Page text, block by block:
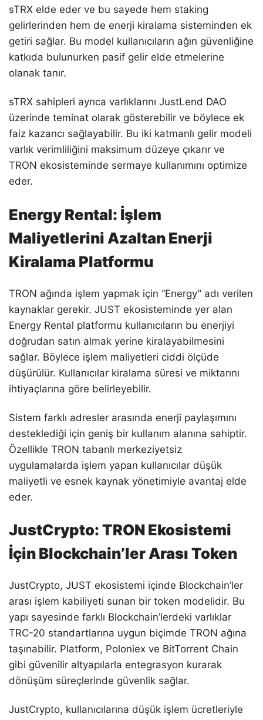
sTRX elde eder ve bu sayede hem staking
gelirlerinden hem de enerji kiralama sisteminden ek
getiri sağlar. Bu model kullanıcıların ağın güvenliğine
katkıda bulunurken pasif gelir elde etmelerine
olanak tanır.
sTRX sahipleri ayrıca varlıklarını JustLend DAO
üzerinde teminat olarak gösterebilir ve böylece ek
faiz kazancı sağlayabilir. Bu iki katmanlı gelir modeli
varlık verimliliğini maksimum düzeye çıkarır ve
TRON ekosisteminde sermaye kullanımını optimize
eder.
Energy Rental: İşlem
Maliyetlerini Azaltan Enerji
Kiralama Platformu
TRON ağında işlem yapmak için “Energy” adı verilen
kaynaklar gerekir. JUST ekosisteminde yer alan
Energy Rental platformu kullanıcıların bu enerjiyi
doğrudan satın almak yerine kiralayabilmesini
sağlar. Böylece işlem maliyetleri ciddi ölçüde
düşürülür. Kullanıcılar kiralama süresi ve miktarını
ihtiyaçlarına göre belirleyebilir.
Sistem farklı adresler arasında enerji paylaşımını
desteklediği için geniş bir kullanım alanına sahiptir.
Özellikle TRON tabanlı merkeziyetsiz
uygulamalarda işlem yapan kullanıcılar düşük
maliyetli ve esnek kaynak yönetimiyle avantaj elde
eder.
JustCrypto: TRON Ekosistemi
İçin Blockchain’ler Arası Token
JustCrypto, JUST ekosistemi içinde Blockchain’ler
arası işlem kabiliyeti sunan bir token modelidir. Bu
yapı sayesinde farklı Blockchain’lerdeki varlıklar
TRC-20 standartlarına uygun biçimde TRON ağına
taşınabilir. Platform, Poloniex ve BitTorrent Chain
gibi güvenilir altyapılarla entegrasyon kurarak
dönüşüm süreçlerinde güvenlik sağlar.
JustCrypto, kullanıcılarına düşük işlem ücretleriyle